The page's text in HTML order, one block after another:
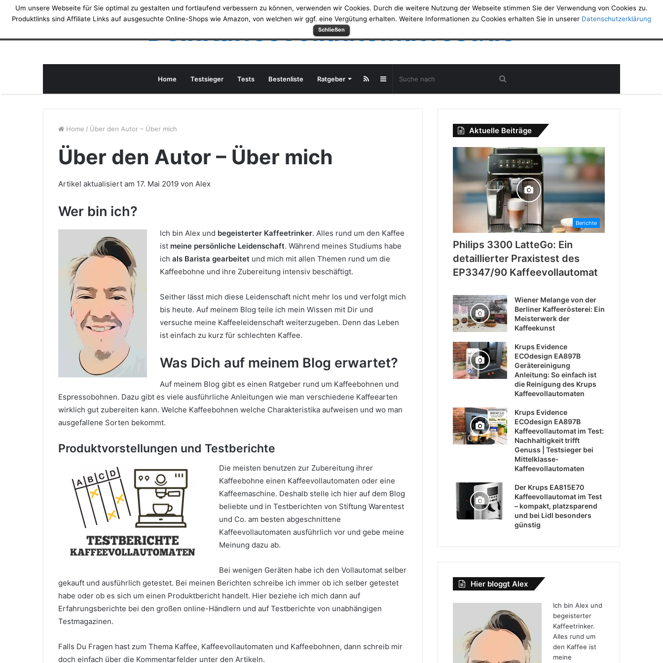
DeinKaffeeVollautomatTest.de
Home Testsieger Tests Bestenliste Ratgeber Sidebar
Home / Über den Autor – Über mich
Über den Autor – Über mich
Artikel aktualisiert am 17. Mai 2019 von Alex
Wer bin ich?
Ich bin Alex und begeisterter Kaffeetrinker. Alles rund um den Kaffee
ist meine persönliche Leidenschaft. Während meines Studiums habe
ichals Barista gearbeitet und mich mit allen Themen rund um die
Kaffeebohne und ihre Zubereitung intensiv beschäftigt.
Seither lässt mich diese Leidenschaft nicht mehr los und verfolgt mich
bis heute. Auf meinem Blog teile ich mein Wissen mit Dir und
versuche meine Kaffeeleidenschaft weiterzugeben. Denn das Leben
ist einfach zu kurz für schlechten Kaffee.
Was Dich auf meinem Blog erwartet?
Auf meinem Blog gibt es einen Ratgeber rund um Kaffeebohnen und
Espressobohnen. Dazu gibt es viele ausführliche Anleitungen wie man verschiedene Kaffeearten
wirklich gut zubereiten kann. Welche Kaffeebohnen welche Charakteristika aufweisen und wo man
ausgefallene Sorten bekommt.
Produktvorstellungen und Testberichte
Die meisten benutzen zur Zubereitung ihrer
Kaffeebohne einen Kaffeevollautomaten oder eine
Kaffeemaschine. Deshalb stelle ich hier auf dem Blog
beliebte und in Testberichten von Stiftung Warentest
und Co. am besten abgeschnittene
Kaffeevollautomaten ausführlich vor und gebe meine
Meinung dazu ab.
Bei wenigen Geräten habe ich den Vollautomat selber
gekauft und ausführlich getestet. Bei meinen Berichten schreibe ich immer ob ich selber getestet
habe oder ob es sich um einen Produktbericht handelt. Hier beziehe ich mich dann auf
Erfahrungsberichte bei den großen online-Händlern und auf Testberichte von unabhängigen
Testmagazinen.
Falls Du Fragen hast zum Thema Kaffee, Kaffeevollautomaten und Kaffeebohnen, dann schreib mir
doch einfach über die Kommentarfelder unter den Artikeln.
Aktuelle Beiträge
Berichte
Philips 3300 LatteGo: Ein
detaillierter Praxistest des
EP3347/90 Kaffeevollautomat
Wiener Melange von der
Berliner Kaffeerösterei: Ein
Meisterwerk der
Kaffeekunst
Krups Evidence
ECOdesign EA897B
Gerätereinigung
Anleitung: So einfach ist
die Reinigung des Krups
Kaffeevollautomaten
Krups Evidence
ECOdesign EA897B
Kaffeevollautomat im Test:
Nachhaltigkeit trifft
Genuss | Testsieger bei
Mittelklasse-
Kaffeevollautomaten
Der Krups EA815E70
Kaffeevollautomat im Test
– kompakt, platzsparend
und bei Lidl besonders
günstig
Hier bloggt Alex
Ich bin Alex und
begeisterter
Kaffeetrinker.
Alles rund um
den Kaffee ist
meine
Um unsere Webseite für Sie optimal zu gestalten und fortlaufend verbessern zu können, verwenden wir Cookies. Durch die weitere Nutzung der Webseite stimmen Sie der Verwendung von Cookies zu.
Produktlinks sind Affiliate Links auf ausgesuchte Online-Shops wie Amazon, von welchen wir ggf. eine Vergütung erhalten. Weitere Informationen zu Cookies erhalten Sie in unserer Datenschutzerklärung
Schließen